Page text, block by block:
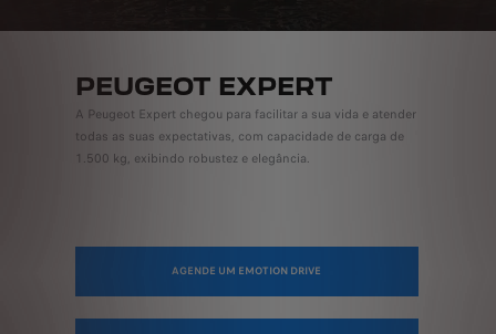
PEUGEOT EXPERT
A Peugeot Expert chegou para facilitar a sua vida e atender
todas as suas expectativas, com capacidade de carga de
1.500 kg, exibindo robustez e elegância.
AGENDE UM EMOTION DRIVE